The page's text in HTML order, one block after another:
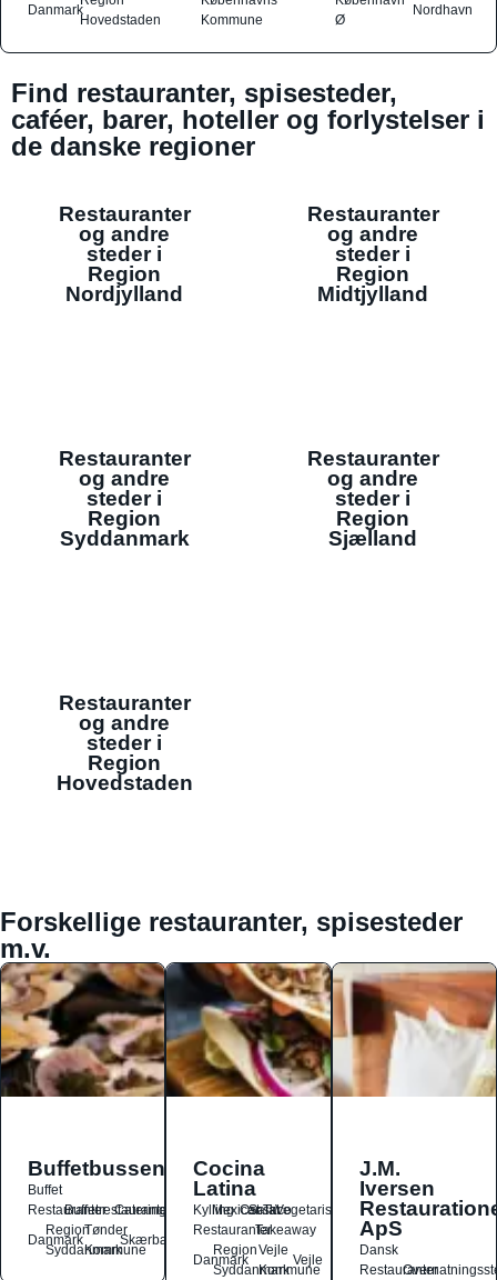
Danmark
Hovedstaden
Kommune
Ø
Nordhavn
Find restauranter, spisesteder,
caféer, barer, hoteller og forlystelser i
de danske regioner
Restauranter
og andre
steder i
Region
Nordjylland
Restauranter
og andre
steder i
Region
Midtjylland
Restauranter
og andre
steder i
Region
Syddanmark
Restauranter
og andre
steder i
Region
Sjælland
Restauranter
og andre
steder i
Region
Hovedstaden
Forskellige restauranter, spisesteder
m.v.
Buffetbussen
Buffet
Restauranter
Buffetrestauranter
Catering
Danmark
Region
Syddanmark
Tønder
Kommune
Skærbæk
Cocina
Latina
Kylling
Mexicansk
OstSalat
TacoVegetarisk
RestauranterTakeaway
Danmark
Region
Syddanmark
Vejle
Kommune
Vejle
J.M.
Iversen
ApS
Dansk
Restauranter